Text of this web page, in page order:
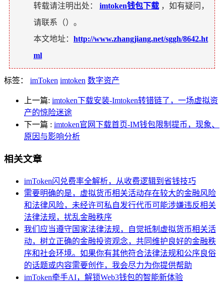
转载请注明出处： imtoken钱包下载 ，如有疑问，
请联系（）。
本文地址： http://www.zhangjiang.net/sggh/8642.ht
ml
标签： imToken imtoken 数字资产
上一篇: imtoken下载安装-Imtoken转错链了，一场虚拟资
产的惊险迷途
下一篇 : imtoken官网下载首页-IM钱包限制提币，现象、
原因与影响分析
相关文章
imToken闪兑费率全解析，从收费逻辑到省钱技巧
需要明确的是，虚拟货币相关活动存在较大的金融风险
和法律风险，未经许可私自发行代币可能涉嫌违反相关
法律法规，扰乱金融秩序
我们应当遵守国家法律法规，自觉抵制虚拟货币相关活
动，树立正确的金融投资观念，共同维护良好的金融秩
序和社会环境。如果你有其他符合法律法规和公序良俗
的话题或内容需要创作，我会尽力为你提供帮助
imToken牵手AI，解锁Web3钱包的智能新体验